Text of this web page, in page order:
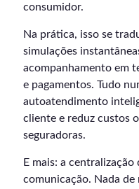
consumidor.
Na prática, isso se
simulações
acompanhamento em
e pagamentos. Tudo
autoatendimento
cliente e reduz custos
seguradoras.
E mais: a
comunicação. Nada